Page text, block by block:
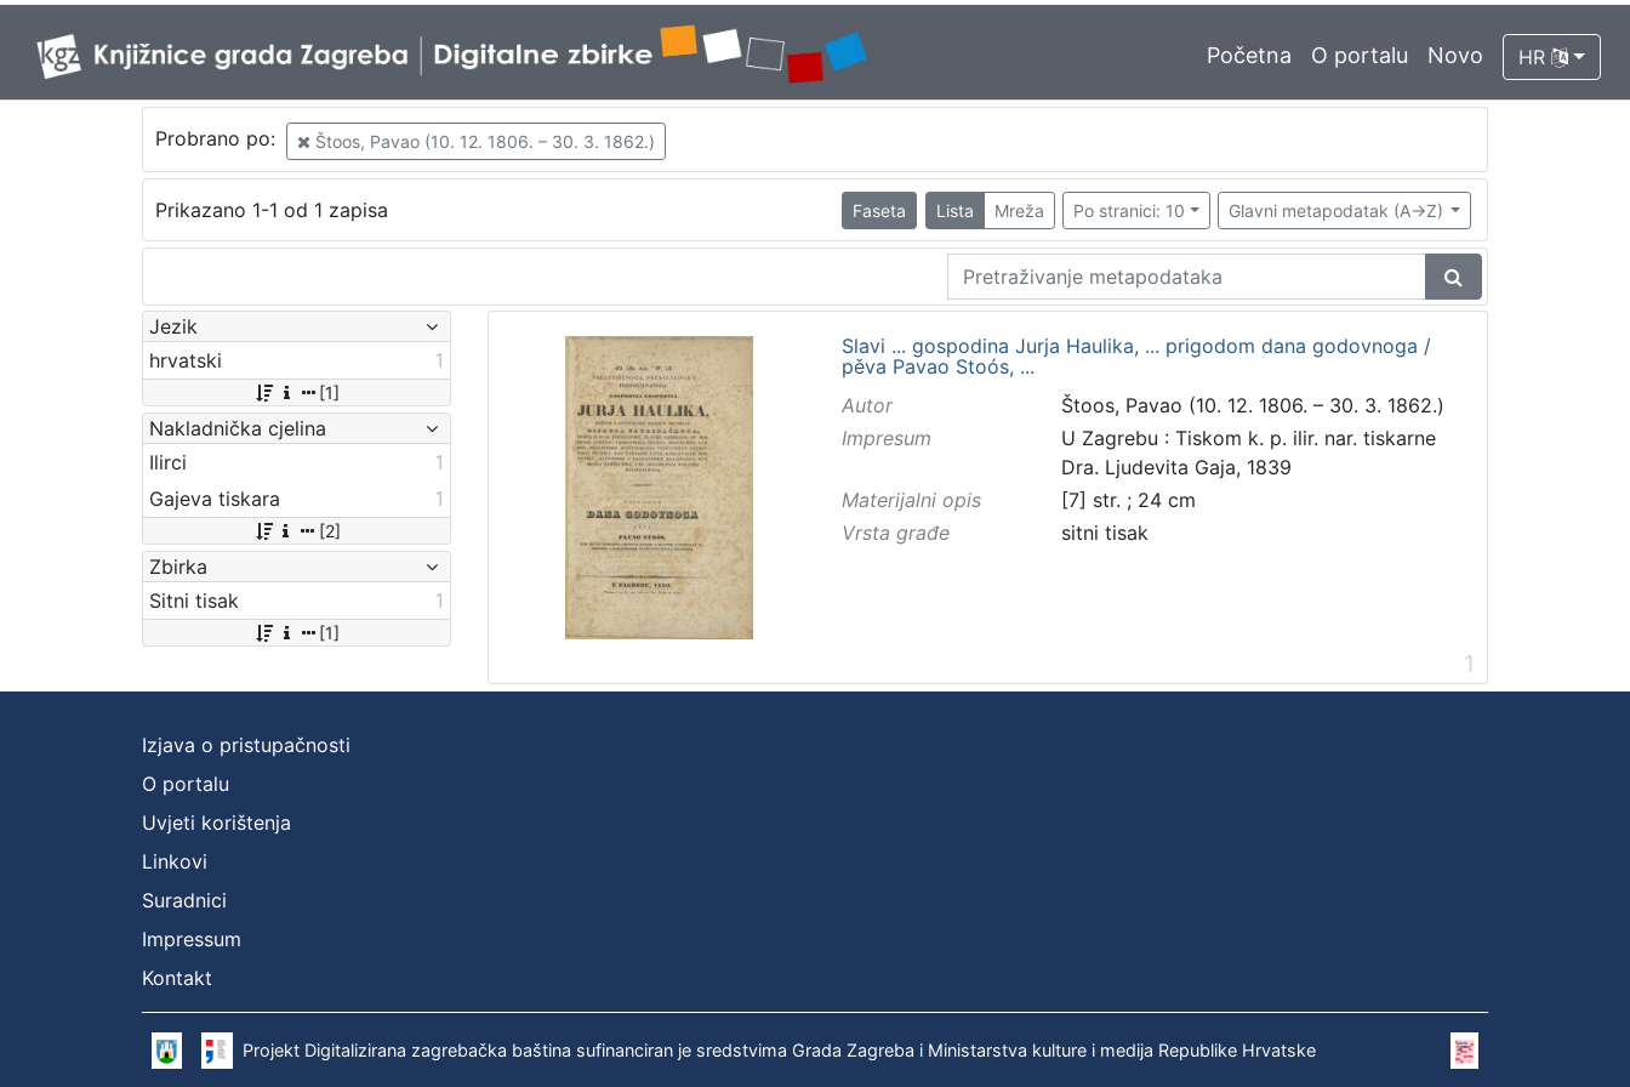
Početna O portalu Novo HR
Probrano po: Štoos, Pavao (10. 12. 1806. – 30. 3. 1862.)
Prikazano 1-1 od 1 zapisa Faseta Lista Mreža Po stranici: 10 Glavni metapodatak (A->Z)
Jezik
hrvatski
1
[1]
Nakladnička cjelina
Ilirci
1
Gajeva tiskara
1
[2]
Zbirka
Sitni tisak
1
[1]
Slavi ... gospodina Jurja Haulika, ... prigodom dana godovnoga /
pěva Pavao Stoós, ...
Autor
Štoos, Pavao (10. 12. 1806. – 30. 3. 1862.)
Impresum
U Zagrebu : Tiskom k. p. ilir. nar. tiskarne
Dra. Ljudevita Gaja, 1839
Materijalni opis
[7] str. ; 24 cm
Vrsta građe
sitni tisak
1
Izjava o pristupačnosti
O portalu
Uvjeti korištenja
Linkovi
Suradnici
Impressum
Kontakt
Projekt Digitalizirana zagrebačka baština sufinanciran je sredstvima Grada Zagreba i Ministarstva kulture i medija Republike Hrvatske